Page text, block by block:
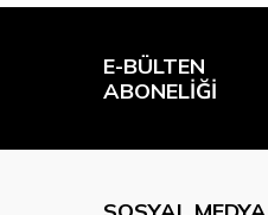
E-BÜLTEN
ABONELIĞI